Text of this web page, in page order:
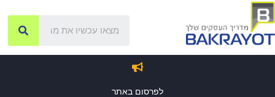
לפרסום באתר